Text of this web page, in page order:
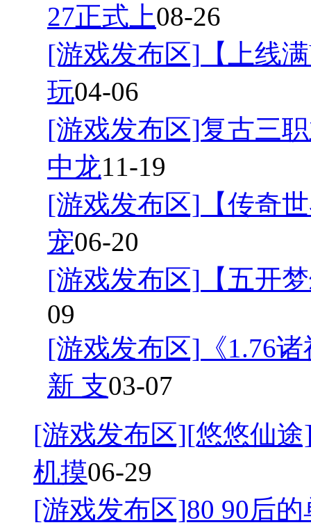
27正式上08-26
[游戏发布区] 【上线
玩04-06
[游戏发布区]复古三
中龙11-19
[游戏发布区] 【传奇
宠06-20
[游戏发布区] 【五开
09
[游戏发布区] 《1.76
新 支03-07
[游戏发布区][悠悠仙
机摸06-29
[游戏发布区]80 90后